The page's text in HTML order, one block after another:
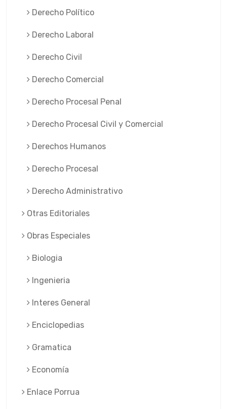
Derecho Político
Derecho Laboral
Derecho Civil
Derecho Comercial
Derecho Procesal Penal
Derecho Procesal Civil y Comercial
Derechos Humanos
Derecho Procesal
Derecho Administrativo
Otras Editoriales
Obras Especiales
Biologia
Ingenieria
Interes General
Enciclopedias
Gramatica
Economía
Enlace Porrua